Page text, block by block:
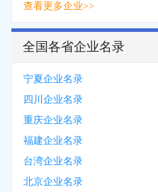
查看更多企业>>
全国各省企业名录
宁夏企业名录
四川企业名录
重庆企业名录
福建企业名录
台湾企业名录
北京企业名录